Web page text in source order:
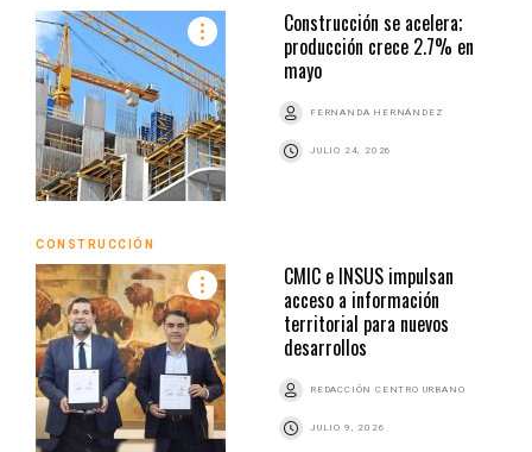
Construcción se acelera;
producción crece 2.7% en
mayo
FERNANDA HERNÁNDEZ
JULIO 24, 2026
CONSTRUCCIÓN
CMIC e INSUS impulsan
acceso a información
territorial para nuevos
desarrollos
REDACCIÓN CENTRO URBANO
JULIO 9, 2026